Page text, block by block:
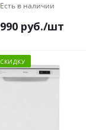
Есть в наличии
руб./шт